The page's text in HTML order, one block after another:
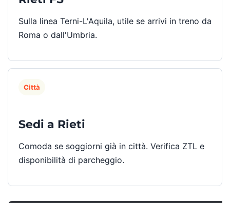
Sulla linea Terni-L'Aquila, utile se arrivi in treno da
Roma o dall'Umbria.
Città
Sedi a Rieti
Comoda se soggiorni già in città. Verifica ZTL e
disponibilità di parcheggio.